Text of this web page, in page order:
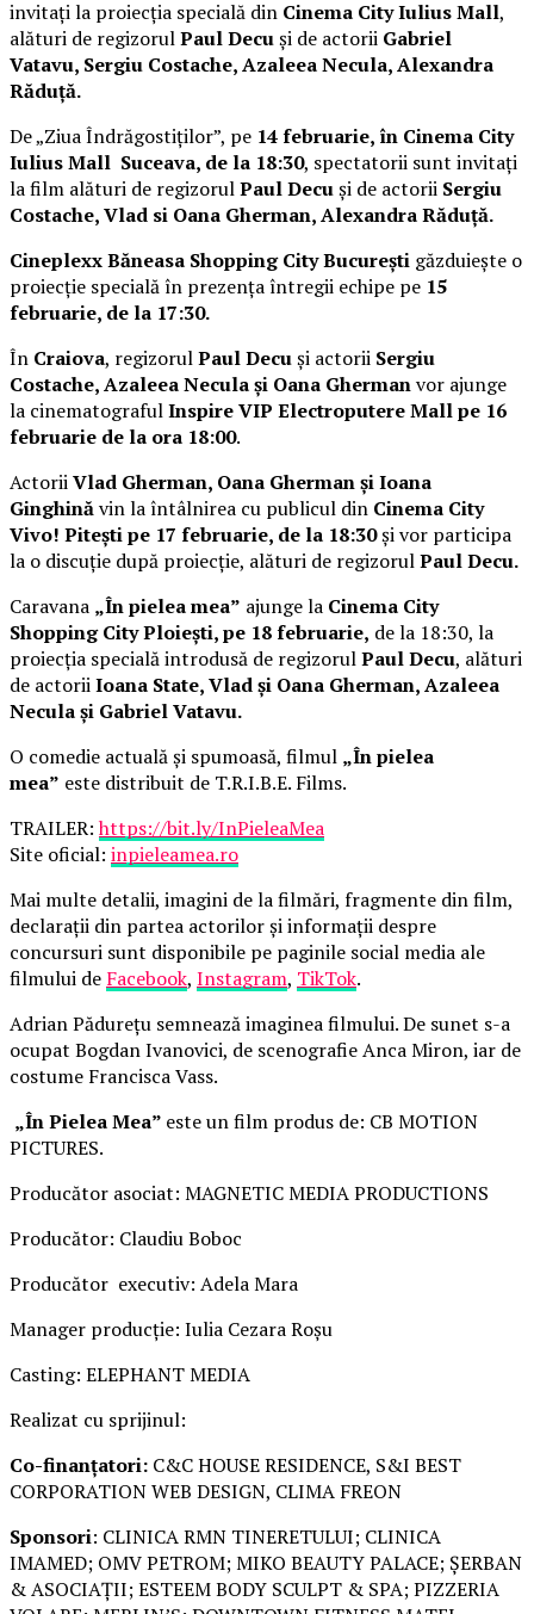
invitați la proiecția specială din Cinema City Iulius Mall,
alături de regizorulPaul Decuși de actorii Gabriel
Vatavu, Sergiu Costache, Azaleea Necula, Alexandra
Răduță.
De „Ziua Îndrăgostiților”, pe 14 februarie, în Cinema City
Iulius Mall Suceava, de la 18:30, spectatorii sunt invitați
la film alături de regizorulPaul Decuși de actorii Sergiu
Costache, Vlad si Oana Gherman, Alexandra Răduță.
Cineplexx Băneasa Shopping City București găzduiește o
proiecție specială în prezența întregii echipe pe 15
februarie, de la 17:30.
În Craiova, regizorulPaul Decuși actorii Sergiu
Costache, Azaleea Necula și Oana Ghermanvor ajunge
la cinematografulInspire VIP Electroputere Mall pe 16
februarie de la ora 18:00.
ActoriiVlad Gherman, Oana Gherman și Ioana
Ginghinăvin la întâlnirea cu publicul din Cinema City
Vivo! Pitești pe 17 februarie, de la 18:30și vor participa
la o discuție după proiecție, alături de regizorulPaul Decu.
Caravana „În pielea mea” ajunge la Cinema City
Shopping City Ploiești, pe 18 februarie, de la 18:30, la
proiecția specială introdusă de regizorulPaul Decu, alături
de actoriiIoana State, Vlad și Oana Gherman, Azaleea
Necula și Gabriel Vatavu.
O comedie actuală și spumoasă, filmul „În pielea
mea” este distribuit de T.R.I.B.E. Films.
TRAILER:https://bit.ly/InPieleaMea
Site oficial: inpieleamea.ro
Mai multe detalii, imagini de la filmări, fragmente din film,
declarații din partea actorilor și informații despre
concursuri sunt disponibile pe paginile social media ale
filmului de Facebook, Instagram, TikTok.
Adrian Pădurețu semnează imaginea filmului. De sunet s-a
ocupat Bogdan Ivanovici, de scenografie Anca Miron, iar de
costume Francisca Vass.
„În Pielea Mea” este un film produs de: CB MOTION
PICTURES.
Producător asociat: MAGNETIC MEDIA PRODUCTIONS
Producător: Claudiu Boboc
Producător executiv: Adela Mara
Manager producție: Iulia Cezara Roșu
Casting: ELEPHANT MEDIA
Realizat cu sprijinul:
Co-finanțatori: C&C HOUSE RESIDENCE, S&I BEST
CORPORATION WEB DESIGN, CLIMA FREON
Sponsori: CLINICA RMN TINERETULUI; CLINICA
IMAMED; OMV PETROM; MIKO BEAUTY PALACE; ȘERBAN
& ASOCIAȚII; ESTEEM BODY SCULPT & SPA; PIZZERIA